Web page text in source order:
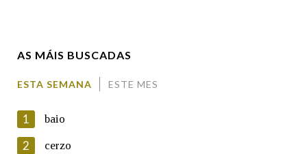
AS MÁIS BUSCADAS
ESTA SEMANA ESTE MES
1 baio
2 cerzo